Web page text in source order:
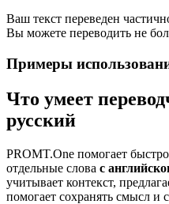
Ваш текст переведен
Вы можете переводить не
Примеры
Что умеет
русский
PROMT.One помогает
отдельные слова с
учитывает контекст,
помогает сохранять смысл и